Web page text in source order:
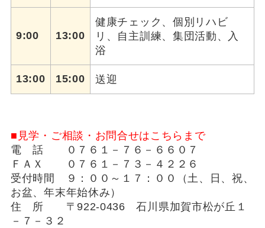
9:00 13:00
健康チェック、個別リハビ
リ、自主訓練、集団活動、入
浴
13:00 15:00 送迎
■見学・ご相談・お問合せはこちらまで
電 話 ０７６１－７６－６６０７
ＦＡＸ ０７６１－７３－４２２６
受付時間 ９：００～１７：００（土、日、祝、
お盆、年末年始休み）
住 所 〒922-0436 石川県加賀市松が丘１
－７－３２